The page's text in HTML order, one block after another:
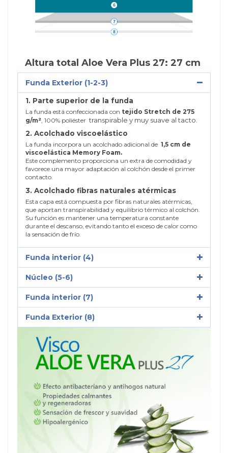
Altura total Aloe Vera Plus 27: 27 cm
Funda Exterior (1-2-3)
1. Parte superior de la funda
La funda está confeccionada con tejido Stretch de 275
g/m² , 100% poliéster transpirable y muy suave al tacto.
2. Acolchado viscoelástico
La funda incorpora un acolchado adicional de 1,5 cm de
viscoelástica Memory Foam.
Este complemento proporciona un extra de comodidad y
favorece una mayor adaptación al colchón desde el primer
contacto.
3. Acolchado fibras naturales atérmicas
Esta capa está compuesta por fibras naturales atérmicas,
que aportan transpirabilidad y equilibrio térmico al colchón.
Su función es mantener una temperatura constante
durante el descanso, evitando tanto el exceso de calor como
la sensación de frío.
Funda interior (4)
Núcleo (5-6)
Funda interior (7)
Funda Exterior (8)